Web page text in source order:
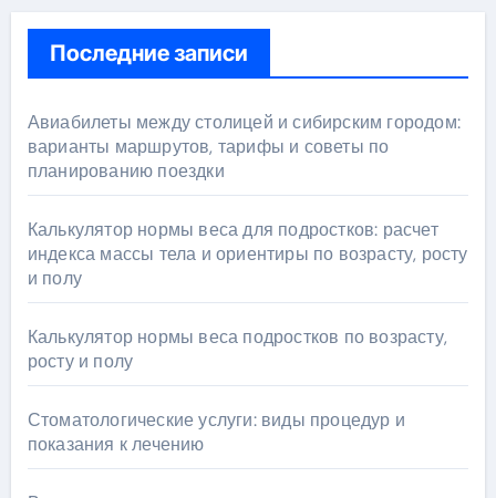
Последние записи
Авиабилеты между столицей и сибирским городом:
варианты маршрутов, тарифы и советы по
планированию поездки
Калькулятор нормы веса для подростков: расчет
индекса массы тела и ориентиры по возрасту, росту
и полу
Калькулятор нормы веса подростков по возрасту,
росту и полу
Стоматологические услуги: виды процедур и
показания к лечению